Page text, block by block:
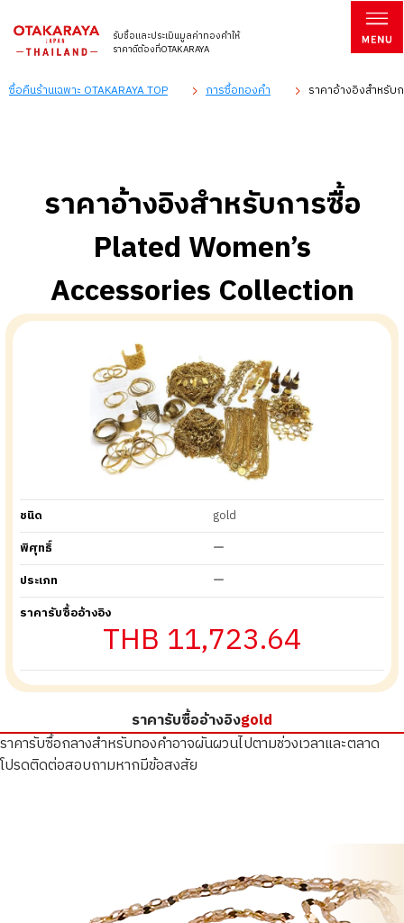
รับซื้อและประเมินมูลค่าทองคำให้
ราคาดีต้องที่OTAKARAYA
ซื้อคืนร้านเฉพาะ OTAKARAYA TOP การซื้อทองคำ ราคาอ้างอิงสำหรับ
ราคาอ้างอิงสำหรับการซื้อ
Plated Women’s
Accessories Collection
ชนิด
gold
พิศุทธิ์
ー
ประเภท
ー
ราคารับซื้ออ้างอิง
THB 11,723.64
ราคารับซื้ออ้างอิงgold
ราคารับซื้อกลางสำหรับทองคำอาจผันผวนไปตามช่วงเวลาและตลาด
โปรดติดต่อสอบถามหากมีข้อสงสัย